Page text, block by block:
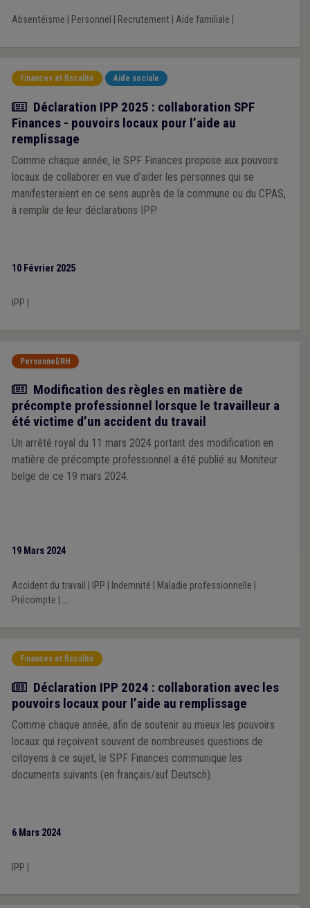
Absentéisme Personnel Recrutement| Aide familiale
Finances et fiscalité Aide sociale
Actualité
Déclaration IPP 2025 : collaboration SPF
Finances - pouvoirs locaux pour l’aide au
remplissage
Comme chaque année, le SPF Finances propose aux pouvoirs
locaux de collaborer en vue d’aider les personnes qui se
manifesteraient en ce sens auprès de la commune ou du CPAS,
à remplir de leur déclarations IPP.
10 Février 2025
IPP
Personnel/RH
Actualité
Modification des règles en matière de
précompte professionnel lorsque le travailleur a
été victime d’un accident du travail
Un arrêté royal du 11 mars 2024 portant des modification en
matière de précompte professionnel a été publié au Moniteur
belge de ce 19 mars 2024.
19 Mars 2024
Accident du travail IPP Indemnité Maladie professionnelle
Précompte
...
Finances et fiscalité
Actualité
Déclaration IPP 2024 : collaboration avec les
pouvoirs locaux pour l’aide au remplissage
Comme chaque année, afin de soutenir au mieux les pouvoirs
locaux qui reçoivent souvent de nombreuses questions de
citoyens à ce sujet, le SPF Finances communique les
documents suivants (en français/auf Deutsch).
6 Mars 2024
IPP